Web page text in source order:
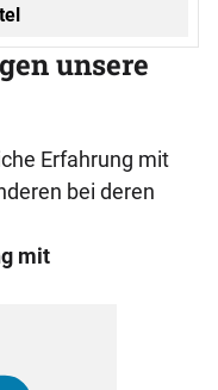
unsere
Erfahrung mit
bei deren
mit